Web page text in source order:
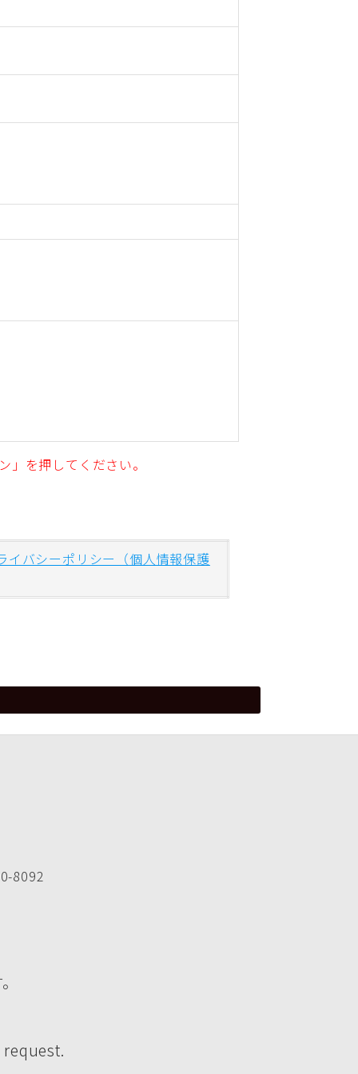
を押してください。
イバシーポリシー（個人情報保護
8092